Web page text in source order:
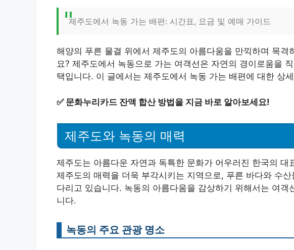
제주도에서 녹동 가는 배편: 시간표, 요금 및 예매 가이드
해양의 푸른 물결 위에서 제주도의 아름다움을 만끽하며 목격
요? 제주도에서 녹동으로 가는 여객선은 자연의 경이로움을
택입니다. 이 글에서는 제주도에서 녹동 가는 배편에 대한 상
✅ 문화누리카드 잔액 합산 방법을 지금 바로 알아보세요!
제주도와 녹동의 매력
제주도는 아름다운 자연과 독특한 문화가 어우러진 한국의 대
제주도의 매력을 더욱 부각시키는 지역으로, 푸른 바다와 수
다리고 있습니다. 녹동의 아름다움을 감상하기 위해서는 여객
니다.
녹동의 주요 관광 명소